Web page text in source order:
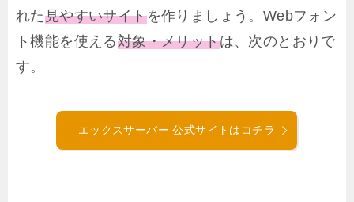
れた見やすいサイトを作りましょう。Webフォン
ト機能を使える対象・メリットは、次のとおりで
す。
エックスサーバー 公式サイトはコチラ